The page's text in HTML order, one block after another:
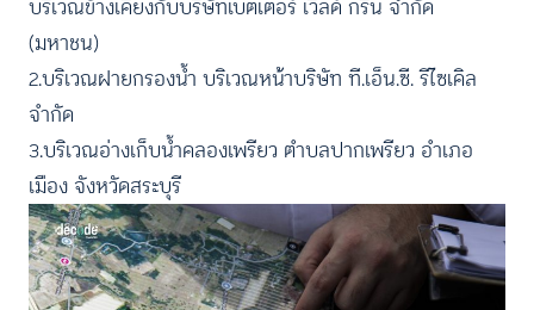
บริเวณข้างเคียงกับบริษัทเบตเตอร์ เวิลด์ กรีน จำกัด
(มหาชน)
2.บริเวณฝายกรองน้ำ บริเวณหน้าบริษัท ที.เอ็น.ซี. รีไซเคิล
จำกัด
3.บริเวณอ่างเก็บน้ำคลองเพรียว ตำบลปากเพรียว อำเภอ
เมือง จังหวัดสระบุรี